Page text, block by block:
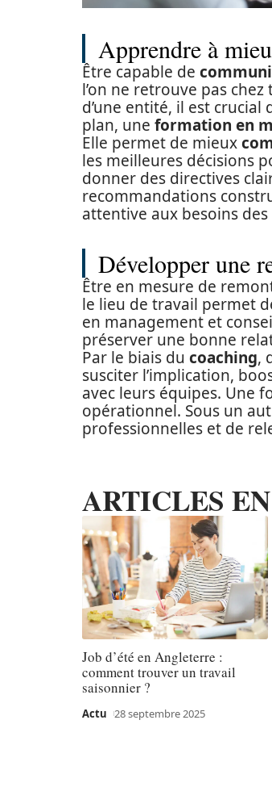
Apprendre à
Être capable de
l’on ne retrouve pas
d’une entité, il est
plan, une formation en
Elle permet de mieux
les meilleures décisions
donner des directives
recommandations
attentive aux besoins
Développer une
Être en mesure de
le lieu de travail permet
en management et
préserver une bonne
Par le biais du coaching,
susciter l’implication,
avec leurs équipes. Une
opérationnel. Sous un
professionnelles et de
ARTICLES
Job d’été en Angleterre :
comment trouver un travail
saisonnier ?
Actu 28 septembre 2025